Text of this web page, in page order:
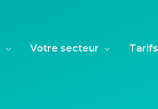
Votre secteur Tarifs